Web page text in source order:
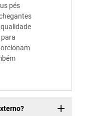
pés